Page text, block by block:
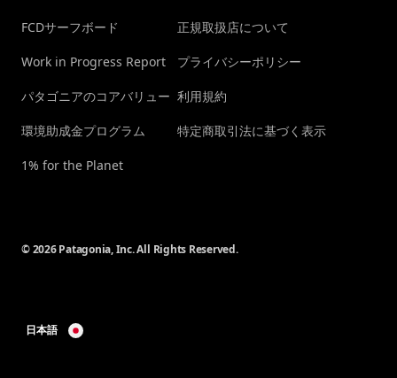
FCDサーフボード
Work in Progress Report
パタゴニアのコアバリュー
環境助成金プログラム
1% for the Planet
正規取扱店について
プライバシーポリシー
利用規約
特定商取引法に基づく表示
© 2026 Patagonia, Inc. All Rights Reserved.
日本語